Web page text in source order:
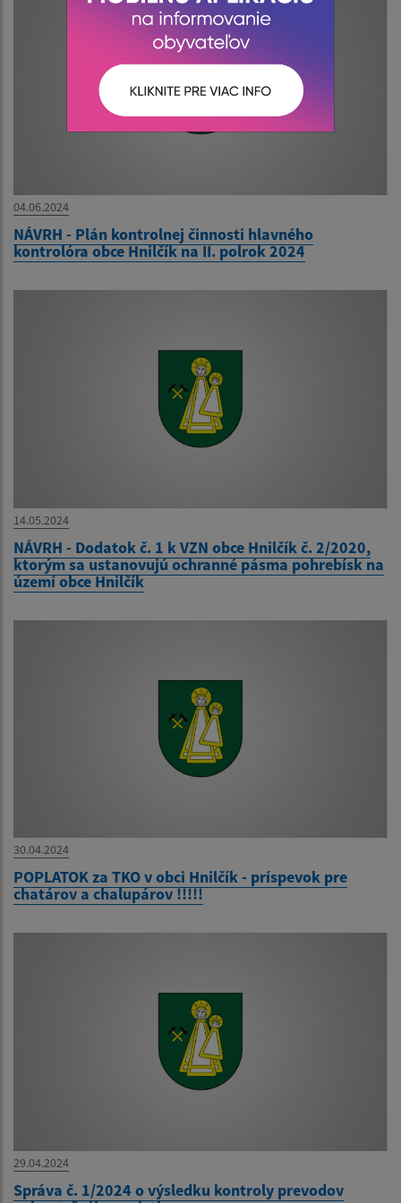
04.06.2024
NÁVRH - Plán kontrolnej činnosti hlavného
kontrolóra obce Hnilčík na II. polrok 2024
14.05.2024
NÁVRH - Dodatok č. 1 k VZN obce Hnilčík č. 2/2020,
ktorým sa ustanovujú ochranné pásma pohrebísk na
území obce Hnilčík
30.04.2024
POPLATOK za TKO v obci Hnilčík - príspevok pre
chatárov a chalupárov !!!!!
29.04.2024
Správa č. 1/2024 o výsledku kontroly prevodov